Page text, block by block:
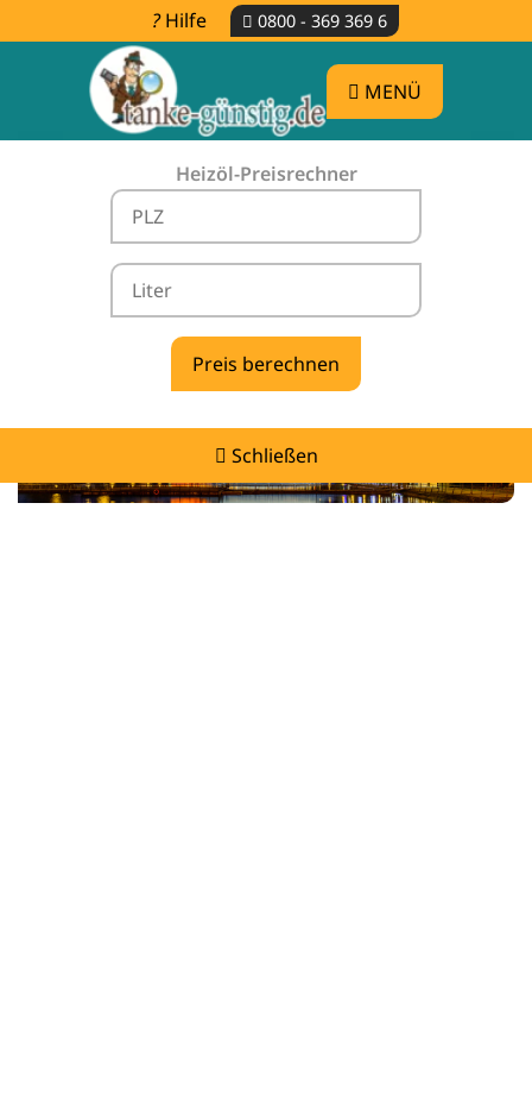
Hilfe 0800 - 369 369 6
MENÜ
Heizöl-Preisrechner
Schließen
Heizölpreise Kalkar -
vergleichen & günstig tanken